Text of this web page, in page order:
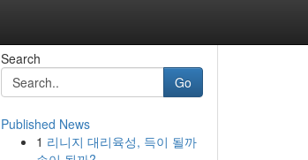
Search
Go
Published News
1 리니지 대리육성, 득이 될까